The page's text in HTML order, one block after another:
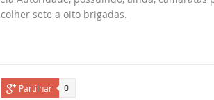
sete a oito brigadas.
Partilhar 0